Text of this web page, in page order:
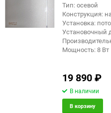
Тип: осевой
Конструкция:
Установка:
Установочный
Мощность: 8 Вт
19 890₽
В наличии
В корзину